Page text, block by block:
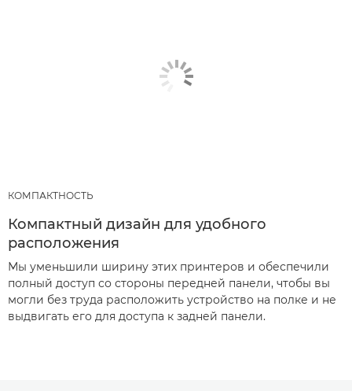
КОМПАКТНОСТЬ
Компактный дизайн для удобного
расположения
Мы уменьшили ширину этих принтеров и обеспечили
полный доступ со стороны передней панели, чтобы вы
могли без труда расположить устройство на полке и не
выдвигать его для доступа к задней панели.